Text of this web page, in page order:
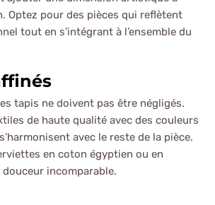
Optez pour des pièces qui reflètent
tout en s’intégrant à l’ensemble du
tapis ne doivent pas être négligés.
de haute qualité avec des couleurs
avec le reste de la pièce.
en coton égyptien ou en
incomparable.